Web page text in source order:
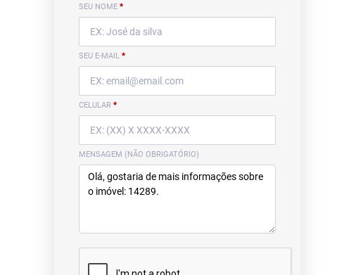
SEU NOME *
SEU E-MAIL *
CELULAR *
MENSAGEM (NÃO OBRIGATÓRIO)